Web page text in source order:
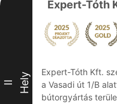
II Hely
Expert-Tóth
Expert-Tóth Kft.
a Vasadi út 1/B
bútorgyártás